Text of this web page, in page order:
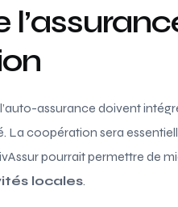
assurance doivent
La coopération sera
pourrait permettre de
locales.